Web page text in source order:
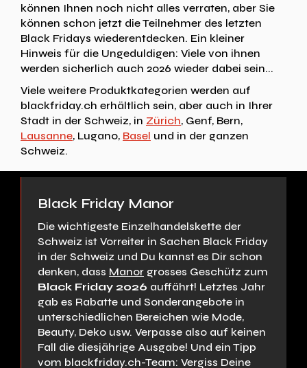
können Ihnen noch nicht alles verraten, aber Sie
können schon jetzt die Teilnehmer des letzten
Black Fridays wiederentdecken. Ein kleiner
Hinweis für die Ungeduldigen: Viele von ihnen
werden sicherlich auch 2026 wieder dabei sein...
Viele weitere Produktkategorien werden auf
blackfriday.ch erhältlich sein, aber auch in Ihrer
Stadt in der Schweiz, in Zürich, Genf, Bern,
Lausanne, Lugano, Basel und in der ganzen
Schweiz.
Black Friday Manor
Die wichtigeste Einzelhandelskette der
Schweiz ist Vorreiter in Sachen Black Friday
in der Schweiz und Du kannst es Dir schon
denken, dass Manor grosses Geschütz zum
Black Friday 2026 auffährt! Letztes Jahr
gab es Rabatte und Sonderangebote in
unterschiedlichen Bereichen wie Mode,
Beauty, Deko usw. Verpasse also auf keinen
Fall die diesjährige Ausgabe! Und ein Tipp
vom blackfriday.ch-Team: Vergiss Deine